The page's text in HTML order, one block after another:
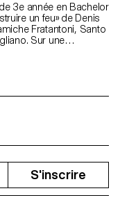
3e année en Bachelor
un feu» de Denis
Fratantoni, Santo
Sur une
S'inscrire